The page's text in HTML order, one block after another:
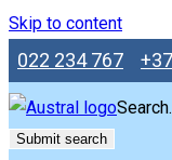
Skip to content
022 234 767
Submit search